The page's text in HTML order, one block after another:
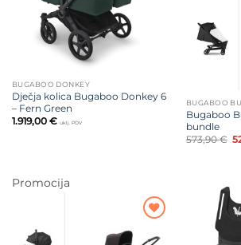
BUGABOO DONKEY
Dječja kolica Bugaboo Donkey 6
– Fern Green
1.919,00 € uklj. PDV
BUGABOO
Bugaboo
bundle
573,90€
Promocija
Dodajte
na listu